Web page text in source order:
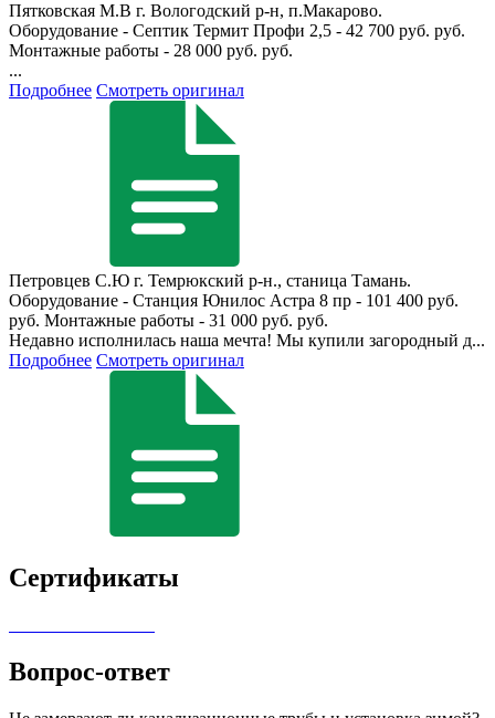
Пятковская М.В г. Вологодский р-н, п.Макарово.
Оборудование - Септик Термит Профи 2,5 - 42 700 руб. руб.
Монтажные работы - 28 000 руб. руб.
...
Подробнее Смотреть оригинал
Петровцев С.Ю г. Темрюкский р-н., станица Тамань.
Оборудование - Станция Юнилос Астра 8 пр - 101 400 руб.
руб. Монтажные работы - 31 000 руб. руб.
Недавно исполнилась наша мечта! Мы купили загородный д...
Подробнее Смотреть оригинал
Сертификаты
Вопрос-ответ